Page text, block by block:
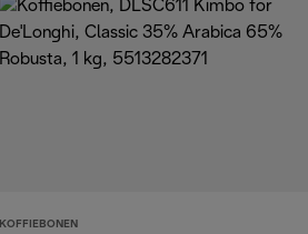
KOFFIEBONEN